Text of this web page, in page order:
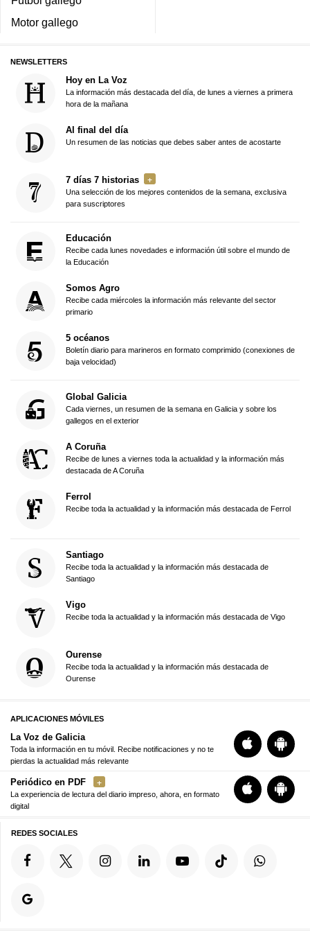
Motor gallego
NEWSLETTERS
Hoy en La Voz
La información más destacada del día, de lunes a viernes a primera
hora de la mañana
Al final del día
Un resumen de las noticias que debes saber antes de acostarte
7 días 7 historias
Una selección de los mejores contenidos de la semana, exclusiva
para suscriptores
Educación
Recibe cada lunes novedades e información útil sobre el mundo de
la Educación
Somos Agro
Recibe cada miércoles la información más relevante del sector
primario
5 océanos
Boletín diario para marineros en formato comprimido (conexiones de
baja velocidad)
Global Galicia
Cada viernes, un resumen de la semana en Galicia y sobre los
gallegos en el exterior
A Coruña
Recibe de lunes a viernes toda la actualidad y la información más
destacada de A Coruña
Ferrol
Recibe toda la actualidad y la información más destacada de Ferrol
Santiago
Recibe toda la actualidad y la información más destacada de
Santiago
Vigo
Recibe toda la actualidad y la información más destacada de Vigo
Ourense
Recibe toda la actualidad y la información más destacada de
Ourense
APLICACIONES MÓVILES
La Voz de Galicia
Toda la información en tu móvil. Recibe notificaciones y no te
pierdas la actualidad más relevante
Periódico en PDF
La experiencia de lectura del diario impreso, ahora, en formato
digital
REDES SOCIALES